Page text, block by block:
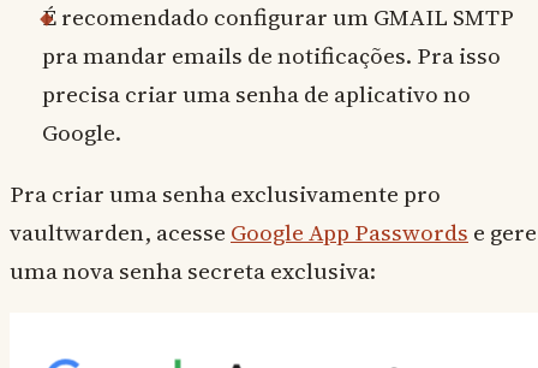
É recomendado configurar um GMAIL SMTP
pra mandar emails de notificações. Pra isso
precisa criar uma senha de aplicativo no
Google.
Pra criar uma senha exclusivamente pro
vaultwarden, acesse Google App Passwords e gere
uma nova senha secreta exclusiva: